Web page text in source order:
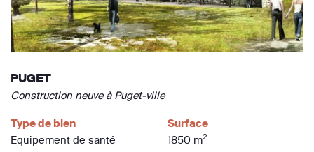
PUGET
Construction neuve à Puget-ville
Type de bien
Equipement de santé
Surface
1850 m2